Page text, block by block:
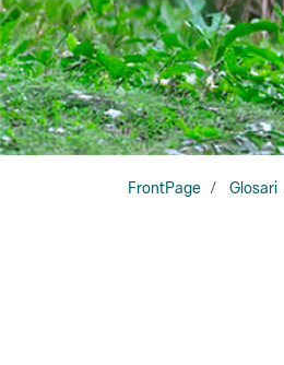
FrontPage Glosari